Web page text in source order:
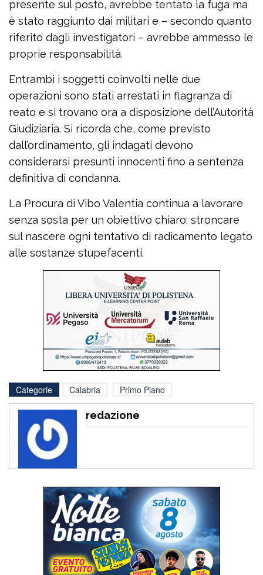
presente sul posto, avrebbe tentato la fuga ma
è stato raggiunto dai militari e – secondo quanto
riferito dagli investigatori – avrebbe ammesso le
proprie responsabilità.
Entrambi i soggetti coinvolti nelle due
operazioni sono stati arrestati in flagranza di
reato e si trovano ora a disposizione dell’Autorità
Giudiziaria. Si ricorda che, come previsto
dall’ordinamento, gli indagati devono
considerarsi presunti innocenti fino a sentenza
definitiva di condanna.
La Procura di Vibo Valentia continua a lavorare
senza sosta per un obiettivo chiaro: stroncare
sul nascere ogni tentativo di radicamento legato
alle sostanze stupefacenti.
Categorie Calabria Primo Piano
redazione